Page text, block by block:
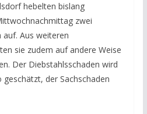
hebelten bislang
zwei
Aus weiteren
sie zudem auf andere Weise
Der Diebstahlsschaden wird
der Sachschaden